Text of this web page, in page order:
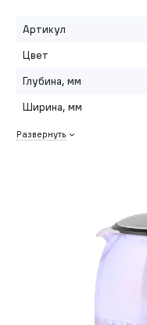
Артикул
Цвет
Глубина, мм
Ширина, мм
Развернуть